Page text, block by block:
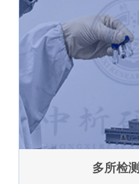
多所检